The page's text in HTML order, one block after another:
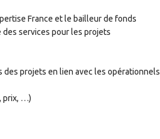
France et le bailleur de fonds
des services pour les projets
des projets en lien avec les opérationnels
prix, …)